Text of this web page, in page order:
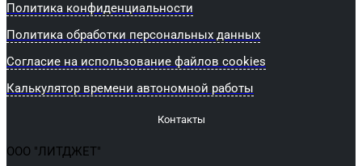
Политика конфиденциальности
Политика обработки персональных данных
Согласие на использование файлов cookies
Калькулятор времени автономной работы
Контакты
ООО "ЛИТДЖЕТ"